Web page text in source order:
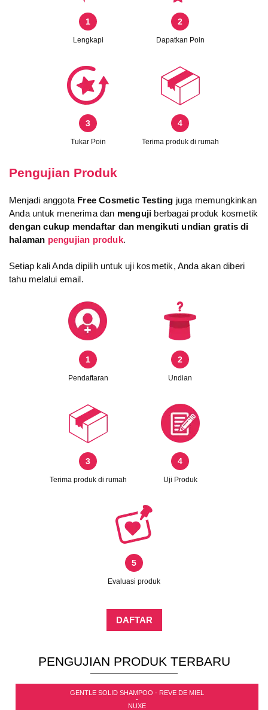
1
Lengkapi
2
Dapatkan Poin
3
Tukar Poin
4
Terima produk di rumah
Pengujian Produk
Menjadi anggota Free Cosmetic Testing juga memungkinkan
Anda untuk menerima dan menguji berbagai produk kosmetik
dengan cukup mendaftar dan mengikuti undian gratis di
halaman pengujian produk.
Setiap kali Anda dipilih untuk uji kosmetik, Anda akan diberi
tahu melalui email.
1
Pendaftaran
2
Undian
3
Terima produk di rumah
4
Uji Produk
5
Evaluasi produk
DAFTAR
PENGUJIAN PRODUK TERBARU
GENTLE SOLID SHAMPOO - REVE DE MIEL
-
NUXE